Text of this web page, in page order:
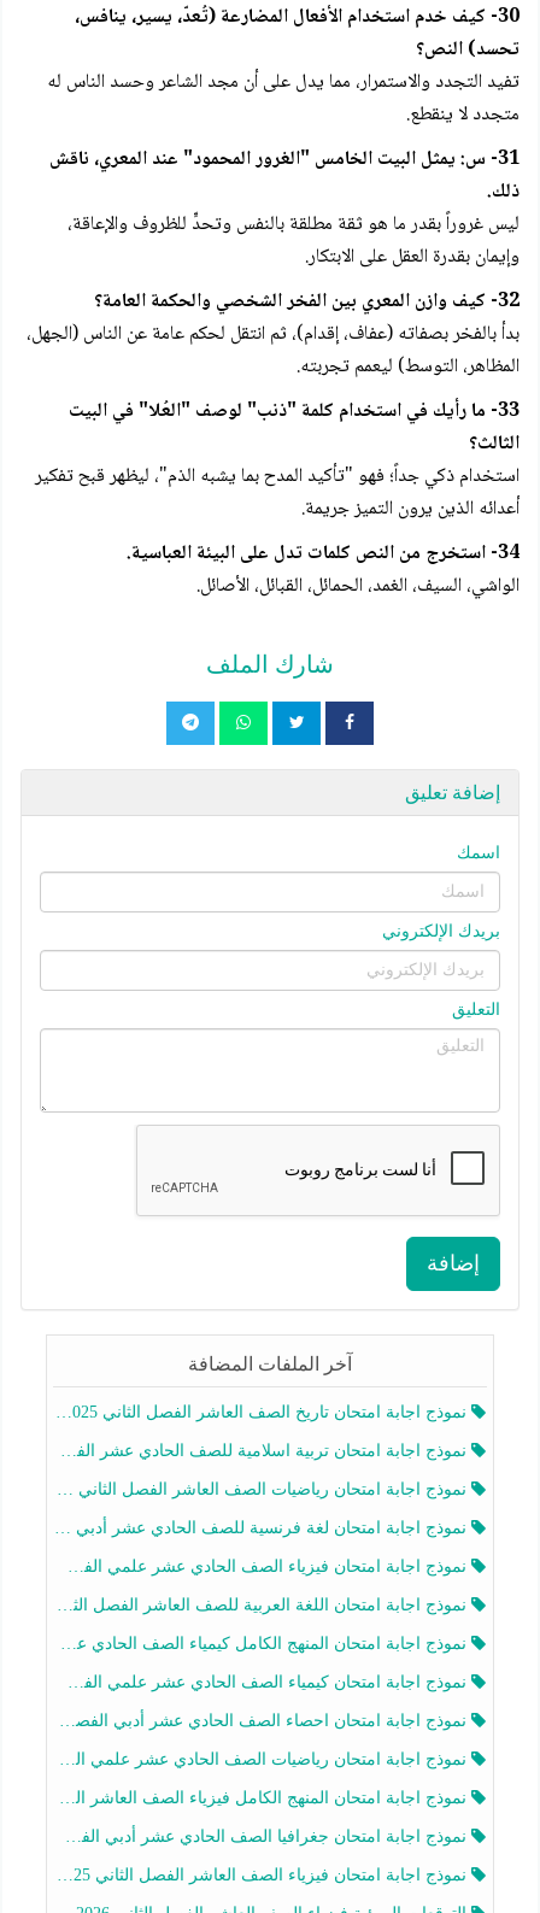
30- كيف خدم استخدام الأفعال المضارعة (تُعدّ، يسير، ينافس،
تحسد) النص؟
تفيد التجدد والاستمرار، مما يدل على أن مجد الشاعر وحسد الناس له
متجدد لا ينقطع.
31- س: يمثل البيت الخامس "الغرور المحمود" عند المعري، ناقش
ذلك.
ليس غروراً بقدر ما هو ثقة مطلقة بالنفس وتحدٍّ للظروف والإعاقة،
وإيمان بقدرة العقل على الابتكار.
32- كيف وازن المعري بين الفخر الشخصي والحكمة العامة؟
بدأ بالفخر بصفاته (عفاف، إقدام)، ثم انتقل لحكم عامة عن الناس (الجهل،
المظاهر، التوسط) ليعمم تجربته.
33- ما رأيك في استخدام كلمة "ذنب" لوصف "العُلا" في البيت
الثالث؟
استخدام ذكي جداً؛ فهو "تأكيد المدح بما يشبه الذم"، ليظهر قبح تفكير
أعدائه الذين يرون التميز جريمة.
34- استخرج من النص كلمات تدل على البيئة العباسية.
الواشي، السيف، الغمد، الحمائل، القبائل، الأصائل.
شارك الملف
إضافة تعليق
اسمك
بريدك الإلكتروني
التعليق
إضافة
آخر الملفات المضافة
نموذج اجابة امتحان تاريخ الصف العاشر الفصل الثاني 2025-2026
نموذج اجابة امتحان تربية اسلامية للصف الحادي عشر الفصل الثاني 2025-2026
نموذج اجابة امتحان رياضيات الصف العاشر الفصل الثاني 2025-2026
نموذج اجابة امتحان لغة فرنسية للصف الحادي عشر أدبي الفصل الثاني 2025-2026
نموذج اجابة امتحان فيزياء الصف الحادي عشر علمي الفصل الثاني 2025-2026
نموذج اجابة امتحان اللغة العربية للصف العاشر الفصل الثاني 2025-2026
نموذج اجابة امتحان المنهج الكامل كيمياء الصف الحادي عشر علمي الفصل الثاني 2025-2026
نموذج اجابة امتحان كيمياء الصف الحادي عشر علمي الفصل الثاني 2025-2026
نموذج اجابة امتحان احصاء الصف الحادي عشر أدبي الفصل الثاني 2025-2026
نموذج اجابة امتحان رياضيات الصف الحادي عشر علمي الفصل الثاني 2025-2026
نموذج اجابة امتحان المنهج الكامل فيزياء الصف العاشر الفصل الثاني 2025-2026
نموذج اجابة امتحان جغرافيا الصف الحادي عشر أدبي الفصل الثاني 2025-2026
نموذج اجابة امتحان فيزياء الصف العاشر الفصل الثاني 2025-2026